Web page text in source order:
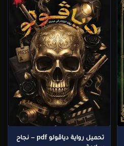
تحميل رواية دياڤولو pdf – نجاح